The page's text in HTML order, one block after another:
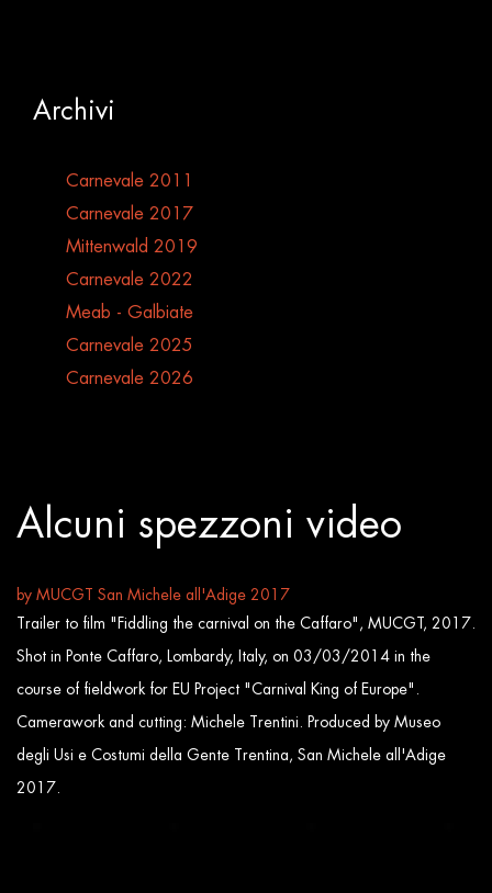
Archivi
Carnevale 2011
Carnevale 2017
Mittenwald 2019
Carnevale 2022
Meab - Galbiate
Carnevale 2025
Carnevale 2026
Alcuni spezzoni video
by MUCGT San Michele all'Adige 2017
Trailer to film "Fiddling the carnival on the Caffaro", MUCGT, 2017.
Shot in Ponte Caffaro, Lombardy, Italy, on 03/03/2014 in the
course of fieldwork for EU Project "Carnival King of Europe".
Camerawork and cutting: Michele Trentini. Produced by Museo
degli Usi e Costumi della Gente Trentina, San Michele all'Adige
2017.